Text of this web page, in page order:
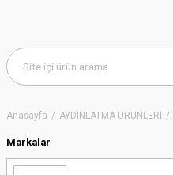
Anasayfa AYDINLATMA ÜRÜNLERİ
Markalar